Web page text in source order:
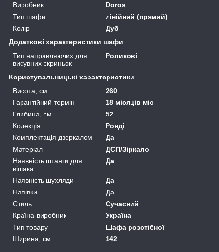
Виробник
Doros
Тип шафи
лінійний (прямий)
Колір
Дуб
Додаткові характеристики шафи
Тип направляючих для
висувних скриньок
Роликові
Користувальницькі характеристики
Висота, см
260
Гарантійний термін
18 місяців міс
Глибина, см
52
Колекція
Ронді
Комплектація дзеркалом
Да
Матеріал
ДСП/Зіркало
Наявність штанги для
вішака
Да
Наявність шухляди
Да
Напівки
Да
Стиль
Сучасний
Країна-виробник
Україна
Тип товару
Шафа розстібної
Ширина, см
142